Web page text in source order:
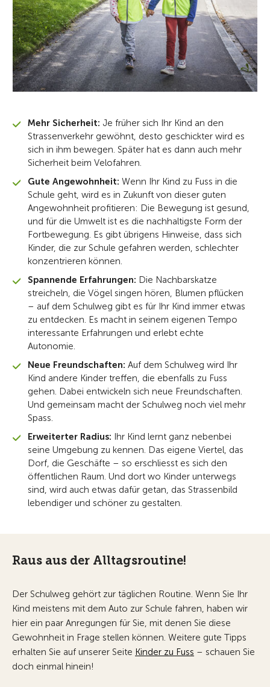
Mehr Sicherheit: Je früher sich Ihr Kind an den
Strassenverkehr gewöhnt, desto geschickter wird es
sich in ihm bewegen. Später hat es dann auch mehr
Sicherheit beim Velofahren.
Gute Angewohnheit: Wenn Ihr Kind zu Fuss in die
Schule geht, wird es in Zukunft von dieser guten
Angewohnheit profitieren: Die Bewegung ist gesund,
und für die Umwelt ist es die nachhaltigste Form der
Fortbewegung. Es gibt übrigens Hinweise, dass sich
Kinder, die zur Schule gefahren werden, schlechter
konzentrieren können.
Spannende Erfahrungen: Die Nachbarskatze
streicheln, die Vögel singen hören, Blumen pflücken
– auf dem Schulweg gibt es für Ihr Kind immer etwas
zu entdecken. Es macht in seinem eigenen Tempo
interessante Erfahrungen und erlebt echte
Autonomie.
Neue Freundschaften: Auf dem Schulweg wird Ihr
Kind andere Kinder treffen, die ebenfalls zu Fuss
gehen. Dabei entwickeln sich neue Freundschaften.
Und gemeinsam macht der Schulweg noch viel mehr
Spass.
Erweiterter Radius: Ihr Kind lernt ganz nebenbei
seine Umgebung zu kennen. Das eigene Viertel, das
Dorf, die Geschäfte – so erschliesst es sich den
öffentlichen Raum. Und dort wo Kinder unterwegs
sind, wird auch etwas dafür getan, das Strassenbild
lebendiger und schöner zu gestalten.
Raus aus der Alltagsroutine!
Der Schulweg gehört zur täglichen Routine. Wenn Sie Ihr
Kind meistens mit dem Auto zur Schule fahren, haben wir
hier ein paar Anregungen für Sie, mit denen Sie diese
Gewohnheit in Frage stellen können. Weitere gute Tipps
erhalten Sie auf unserer Seite Kinder zu Fuss – schauen Sie
doch einmal hinein!